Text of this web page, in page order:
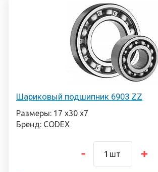
Шариковый подшипник 6903 ZZ
Размеры: 17 х30 х7
Бренд: CODEX
шт